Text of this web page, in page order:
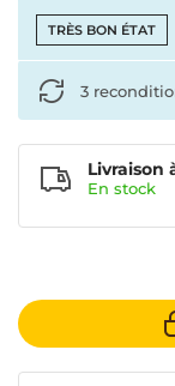
TRÈS BON ÉTAT
Livraison
En stock
3